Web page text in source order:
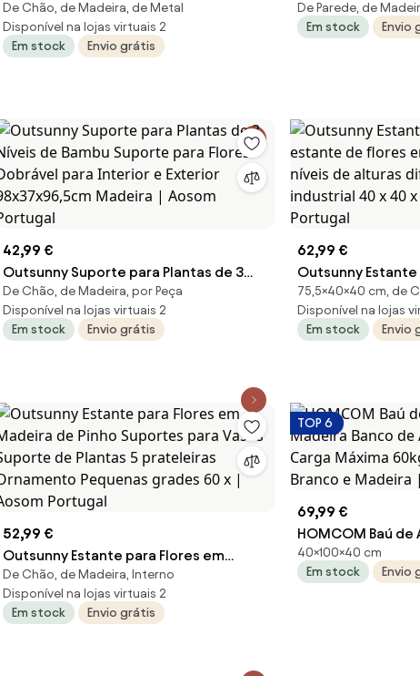
Pés de Bambu Estante para Flores com
4 Prateleiras Carga 20 kg Ø28x80 cm
Madeira e Branco | Aosom Portugal
De Chão, de Madeira, de Metal
Disponível na lojas virtuais 2
Em stock
Envio grátis
Níveis e Ganchos
Flores em
De Parede, de
Em stock
Envio
42,99 €
Outsunny Suporte para Plantas de 3
Níveis de Bambu Suporte para Flores
Dobrável para Interior e Exterior
98x37x96,5cm Madeira | Aosom
De Chão, de Madeira, por Peça
Disponível na lojas virtuais 2
Em stock
Envio grátis
62,99 €
Outsunny
de flores em
de alturas
40 x 40 x 75,5 cm
75,5×40×40 cm, de
Disponível na lojas
Em stock
Envio
52,99 €
Outsunny Estante para Flores em
Madeira de Pinho Suportes para Vasos
Suporte de Plantas 5 prateleiras
Ornamento Pequenas grades 60 x |
De Chão, de Madeira, Interno
Disponível na lojas virtuais 2
Em stock
Envio grátis
TOP 6
69,99 €
HOMCOM Baú
Madeira Banco
Carga Máxima
40×100×40 cm
Em stock
Envio